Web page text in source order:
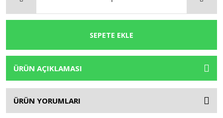
SEPETE EKLE
ÜRÜN AÇIKLAMASI
ÜRÜN YORUMLARI